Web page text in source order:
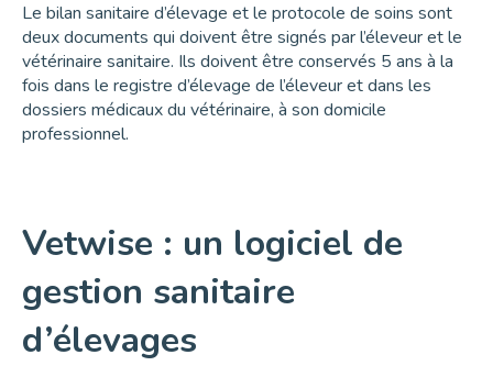
Le bilan sanitaire d’élevage et le protocole de soins sont
deux documents qui doivent être signés par l’éleveur et le
vétérinaire sanitaire. Ils doivent être conservés 5 ans à la
fois dans le registre d’élevage de l’éleveur et dans les
dossiers médicaux du vétérinaire, à son domicile
professionnel.
Vetwise : un logiciel de
gestion sanitaire
d’élevages